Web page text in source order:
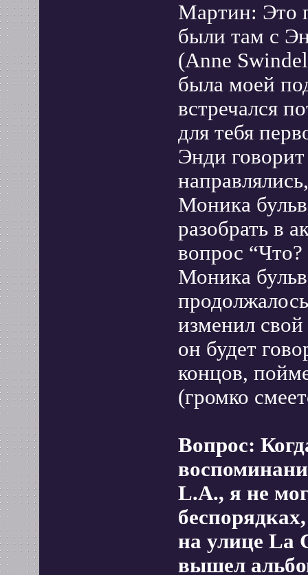
Мартин: Это
были там с
(Anne
была моей
встречался
для тебя
Энди
Моника
разобрать в
вопрос
Моника
изменил свой
он будет
концов,
(громко
Вопрос:
L.A., я не
на улице La
вышел